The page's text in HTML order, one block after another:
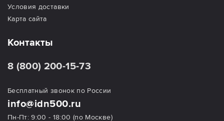
Условия доставки
Карта сайта
Контакты
8 (800) 200-15-73
Бесплатный звонок по России
info@idn500.ru
Пн-Пт: 9:00 - 18:00 (по Москве)